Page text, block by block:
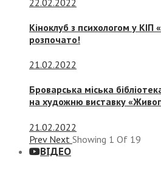
Кіноклуб з психологом у КІП
розпочато!
21.02.2022
Броварська міська
на художню виставку
21.02.2022
Prev Next Showing 1 Of 19
ВІДЕО